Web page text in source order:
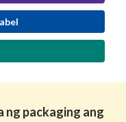
ng packaging ang